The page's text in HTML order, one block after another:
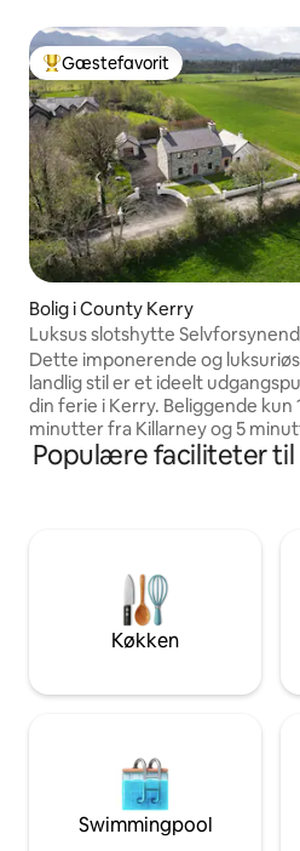
Bedste gæstefavorit
Gæstefavorit
Bolig i County Kerry
Luksus slotshytte Selvforsynende bolig i
Kerry
Dette imponerende og
landlig stil er et ideelt
din ferie i Kerry. Beliggende kun 15
minutter fra Killarney og 5
Killorglin. Du vil nyde en
udsigt over Carrauntoohil, Irlands
rens og tilberede din fangst. Nyd lidt golf
i den nærliggende Killarney Golf
der fire gange har været vært for
Populære faciliteter til
Køkken
Swimmingpool